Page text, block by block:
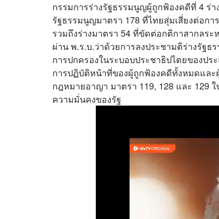
กรรมการร่างรัฐธรรมนูญผู้ถูกฟ้องคดีที่ 4 ร่
รัฐธรรมนูญมาตรา 178 ที่ไทยสุ่มเสี่ยงต่อก
รวมถึงร่างมาตรา 54 ที่ขัดต่อกติกาสากลร
ผ่าน พ.ร.บ.ว่าด้วยการลงประชามติร่างรัฐ
การปกครองในระบอบประชาธิปไตยของป
การปฏิบัติหน้าที่ของผู้ถูกฟ้องคดีทั้งหมดและ
กฎหมายอาญา มาตรา 119, 128 และ 129
ความมั่นคงของรัฐ